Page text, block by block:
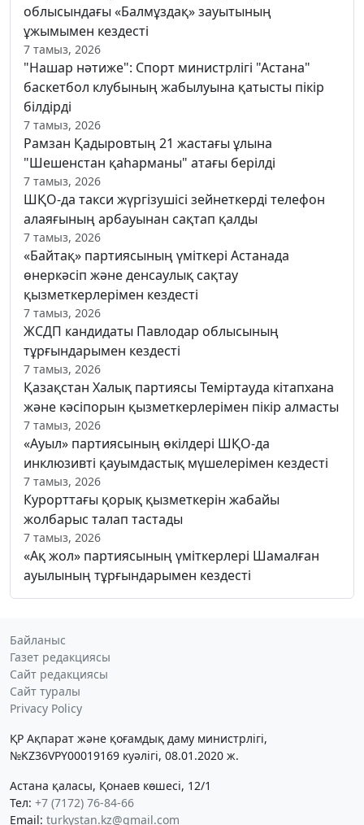
облысындағы «Балмұздақ» зауытының
ұжымымен кездесті
7 тамыз, 2026
"Нашар нәтиже": Спорт министрлігі "Астана"
баскетбол клубының жабылуына қатысты пікір
білдірді
7 тамыз, 2026
Рамзан Қадыровтың 21 жастағы ұлына
"Шешенстан қаһарманы" атағы берілді
7 тамыз, 2026
ШҚО-да такси жүргізушісі зейнеткерді телефон
алаяғының арбауынан сақтап қалды
7 тамыз, 2026
«Байтақ» партиясының үміткері Астанада
өнеркәсіп және денсаулық сақтау
қызметкерлерімен кездесті
7 тамыз, 2026
ЖСДП кандидаты Павлодар облысының
тұрғындарымен кездесті
7 тамыз, 2026
Қазақстан Халық партиясы Теміртауда кітапхана
және кәсіпорын қызметкерлерімен пікір алмасты
7 тамыз, 2026
«Ауыл» партиясының өкілдері ШҚО-да
инклюзивті қауымдастық мүшелерімен кездесті
7 тамыз, 2026
Курорттағы қорық қызметкерін жабайы
жолбарыс талап тастады
7 тамыз, 2026
«Ақ жол» партиясының үміткерлері Шамалған
ауылының тұрғындарымен кездесті
Байланыс
Газет редакциясы
Сайт редакциясы
Сайт туралы
Privacy Policy
ҚР Ақпарат және қоғамдық даму министрлігі,
№KZ36VPY00019169 куәлігі, 08.01.2020 ж.
Астана қаласы, Қонаев көшесі, 12/1
Тел: +7 (7172) 76-84-66
Email: turkystan.kz@gmail.com